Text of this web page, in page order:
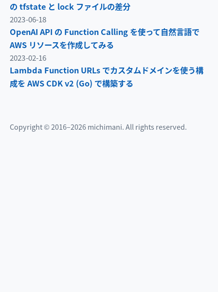
の tfstate と lock ファイルの差分
2023-06-18
OpenAI API の Function Calling を使って自然言語で
AWS リソースを作成してみる
2023-02-16
Lambda Function URLs でカスタムドメインを使う構
成を AWS CDK v2 (Go) で構築する
Copyright © 2016–2026 michimani. All rights reserved.